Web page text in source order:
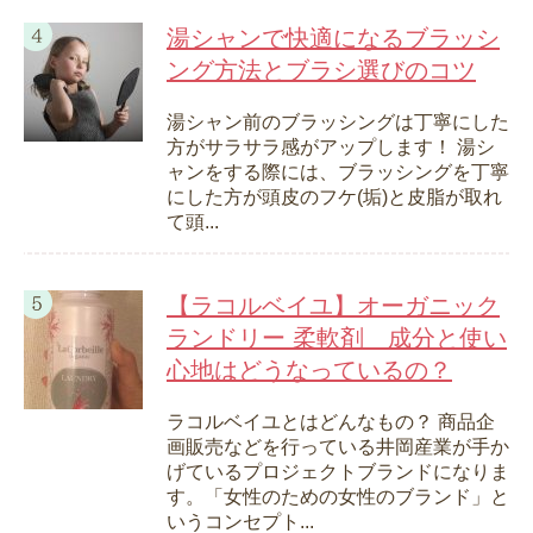
湯シャンで快適になるブラッシ
ング方法とブラシ選びのコツ
湯シャン前のブラッシングは丁寧にした
方がサラサラ感がアップします！ 湯シ
ャンをする際には、ブラッシングを丁寧
にした方が頭皮のフケ(垢)と皮脂が取れ
て頭...
【ラコルベイユ】オーガニック
ランドリー 柔軟剤 成分と使い
心地はどうなっているの？
ラコルベイユとはどんなもの？ 商品企
画販売などを行っている井岡産業が手か
げているプロジェクトブランドになりま
す。「女性のための女性のブランド」と
いうコンセプト...